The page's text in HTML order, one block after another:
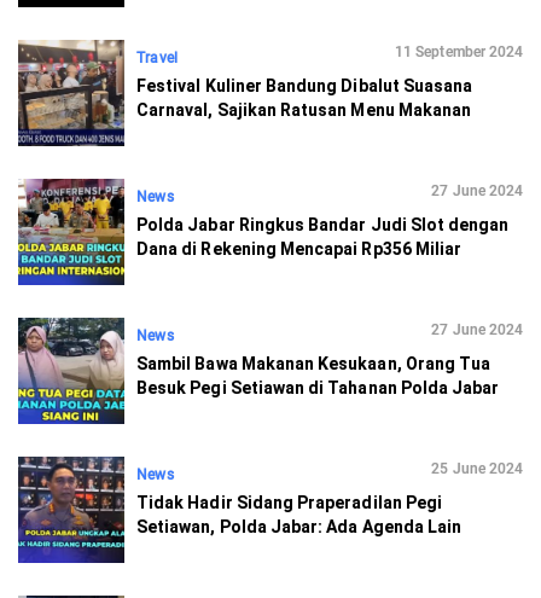
Travel 11 September 2024
Festival Kuliner Bandung Dibalut Suasana
Carnaval, Sajikan Ratusan Menu Makanan
News 27 June 2024
Polda Jabar Ringkus Bandar Judi Slot dengan
Dana di Rekening Mencapai Rp356 Miliar
News 27 June 2024
Sambil Bawa Makanan Kesukaan, Orang Tua
Besuk Pegi Setiawan di Tahanan Polda Jabar
News 25 June 2024
Tidak Hadir Sidang Praperadilan Pegi
Setiawan, Polda Jabar: Ada Agenda Lain